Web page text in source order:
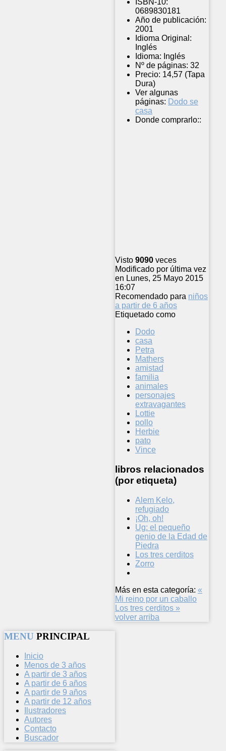
ISBN-10:
0689830181
Año de publicación:
2001
Idioma Original:
Inglés
Idioma: Inglés
Nº de páginas: 32
Precio: 14,57 (Tapa
Dura)
Ver algunas
páginas: Dodo se
casa
Donde comprarlo::
Visto 9090 veces
Modificado por última vez
en Lunes, 25 Mayo 2015
16:07
Recomendado para niños
a partir de 6 años
Etiquetado como
Dodo
casa
Petra
Mathers
amistad
familia
animales
personajes
extravagantes
Lottie
pollo
Herbie
pato
Vince
libros relacionados
(por etiqueta)
Alem Kelo,
refugiado
¡Oh, oh!
Ug: el pequeño
genio de la Edad de
Piedra
Los tres cerditos
Zorro
Más en esta categoría: «
Mi reino por un caballo
Los tres cerditos »
volver arriba
MENU PRINCIPAL
Inicio
Menos de 3 años
A partir de 3 años
A partir de 6 años
A partir de 9 años
A partir de 12 años
Ilustradores
Autores
Contacto
Buscador